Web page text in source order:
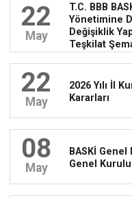
22
May
T.C. BBB
Yönetimine
Değişiklik
Teşkilat
22
May
2026 Yılı İl
Kararları
08
May
BASKİ Genel
Genel